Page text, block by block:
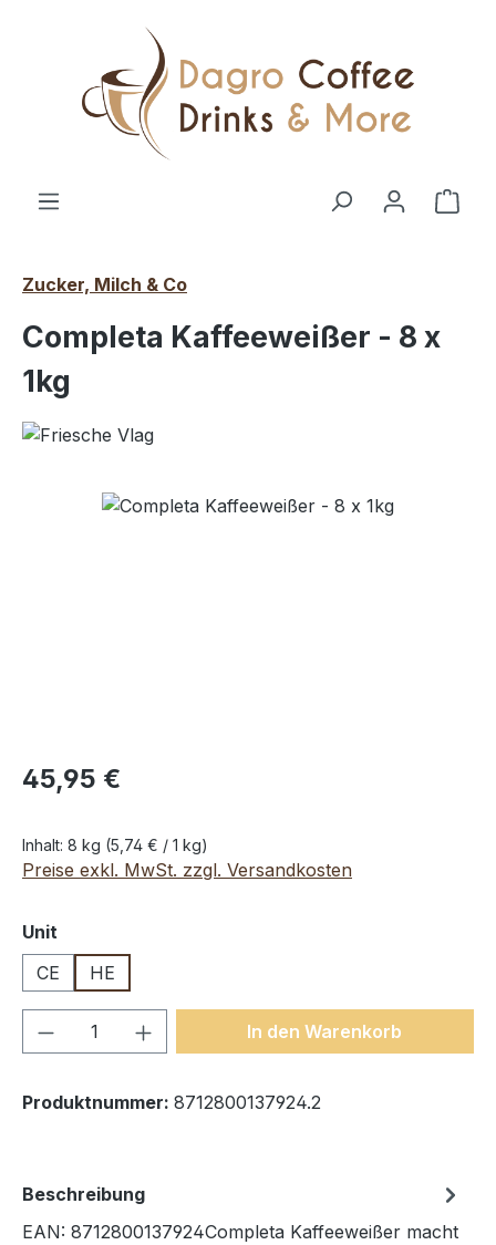
Zum Hauptinhalt springen
Zucker, Milch & Co
Completa Kaffeeweißer - 8 x
1kg
Bildergalerie überspringen
45,95 €
Inhalt: 8 kg (5,74 € / 1 kg)
Preise exkl. MwSt. zzgl. Versandkosten
Unit
CE
HE
Produkt Anzahl: Gib denIn den Warenkorb
Produktnummer: 8712800137924.2
Beschreibung
EAN: 8712800137924Completa Kaffeeweißer macht